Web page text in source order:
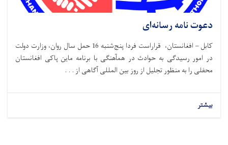
دعوت نامه رسانه‌ای
کابل – افغانستان، قراراست فردا پنج‌شنبه 16 حمل سال روان، وزارت دولت
در امور رسیدگی به حوادث در همآهنگی با برنامه ماین پاکی افغانستان
محفلی را به منظور تجلیل از روز بین المللی آگاهی از . . .
بیشتر